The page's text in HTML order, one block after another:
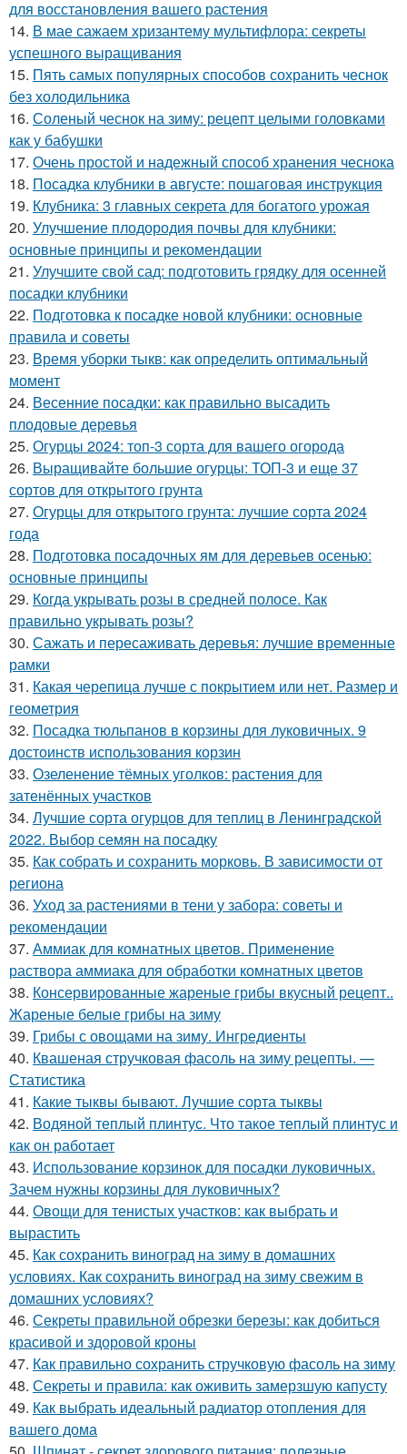
для восстановления вашего растения
14. В мае сажаем хризантему мультифлора: секреты
успешного выращивания
15. Пять самых популярных способов сохранить чеснок
без холодильника
16. Соленый чеснок на зиму: рецепт целыми головками
как у бабушки
17. Очень простой и надежный способ хранения чеснока
18. Посадка клубники в августе: пошаговая инструкция
19. Клубника: 3 главных секрета для богатого урожая
20. Улучшение плодородия почвы для клубники:
основные принципы и рекомендации
21. Улучшите свой сад: подготовить грядку для осенней
посадки клубники
22. Подготовка к посадке новой клубники: основные
правила и советы
23. Время уборки тыкв: как определить оптимальный
момент
24. Весенние посадки: как правильно высадить
плодовые деревья
25. Огурцы 2024: топ-3 сорта для вашего огорода
26. Выращивайте большие огурцы: ТОП-3 и еще 37
сортов для открытого грунта
27. Огурцы для открытого грунта: лучшие сорта 2024
года
28. Подготовка посадочных ям для деревьев осенью:
основные принципы
29. Когда укрывать розы в средней полосе. Как
правильно укрывать розы?
30. Сажать и пересаживать деревья: лучшие временные
рамки
31. Какая черепица лучше с покрытием или нет. Размер и
геометрия
32. Посадка тюльпанов в корзины для луковичных. 9
достоинств использования корзин
33. Озеленение тёмных уголков: растения для
затенённых участков
34. Лучшие сорта огурцов для теплиц в Ленинградской
2022. Выбор семян на посадку
35. Как собрать и сохранить морковь. В зависимости от
региона
36. Уход за растениями в тени у забора: советы и
рекомендации
37. Аммиак для комнатных цветов. Применение
раствора аммиака для обработки комнатных цветов
38. Консервированные жареные грибы вкусный рецепт..
Жареные белые грибы на зиму
39. Грибы с овощами на зиму. Ингредиенты
40. Квашеная стручковая фасоль на зиму рецепты. —
Статистика
41. Какие тыквы бывают. Лучшие сорта тыквы
42. Водяной теплый плинтус. Что такое теплый плинтус и
как он работает
43. Использование корзинок для посадки луковичных.
Зачем нужны корзины для луковичных?
44. Овощи для тенистых участков: как выбрать и
вырастить
45. Как сохранить виноград на зиму в домашних
условиях. Как сохранить виноград на зиму свежим в
домашних условиях?
46. Секреты правильной обрезки березы: как добиться
красивой и здоровой кроны
47. Как правильно сохранить стручковую фасоль на зиму
48. Секреты и правила: как оживить замерзшую капусту
49. Как выбрать идеальный радиатор отопления для
вашего дома